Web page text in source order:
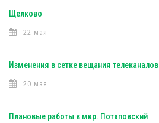
Щелково
22 мая
Изменения в сетке вещания телеканалов
20 мая
Плановые работы в мкр. Потаповский